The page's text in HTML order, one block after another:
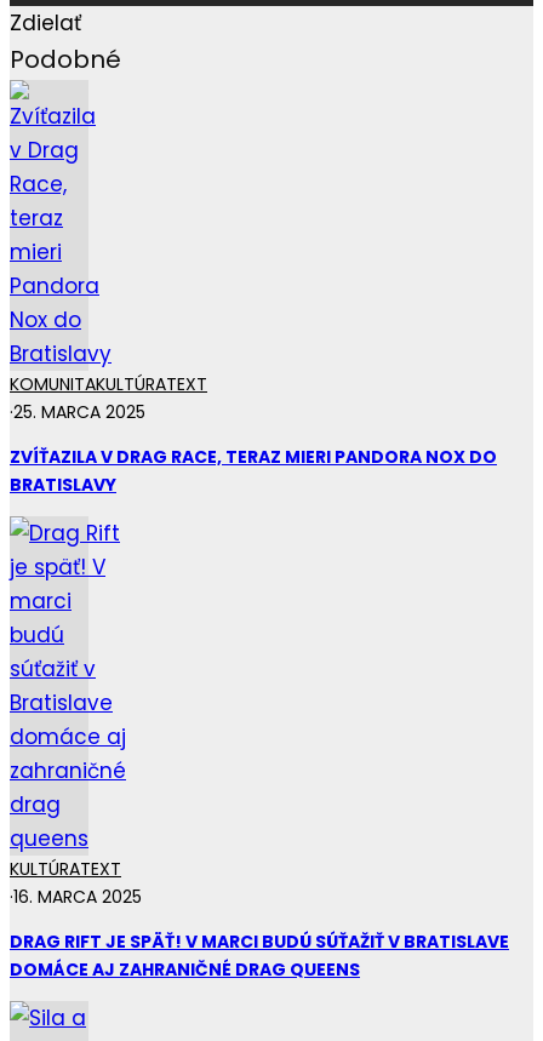
Zdielať
Podobné
KOMUNITAKULTÚRATEXT
·25. MARCA 2025
ZVÍŤAZILA V DRAG RACE, TERAZ MIERI PANDORA NOX DO
BRATISLAVY
KULTÚRATEXT
·16. MARCA 2025
DRAG RIFT JE SPÄŤ! V MARCI BUDÚ SÚŤAŽIŤ V BRATISLAVE
DOMÁCE AJ ZAHRANIČNÉ DRAG QUEENS